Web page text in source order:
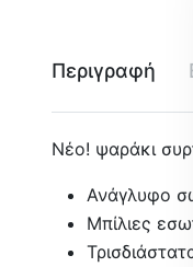
Περιγραφή
Νέο! ψαράκι
Ανάγλυφο
Μπίλιες